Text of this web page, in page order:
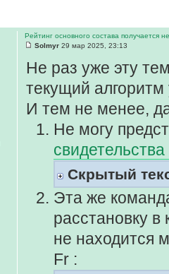
Рейтинг основного состава получается
Solmyr 29 мар 2025, 23:13
Не раз уже эту
текущий алгоритм
И тем не менее,
Не могу
Скрытый
Эта же
расстановку
не находится
Fr :